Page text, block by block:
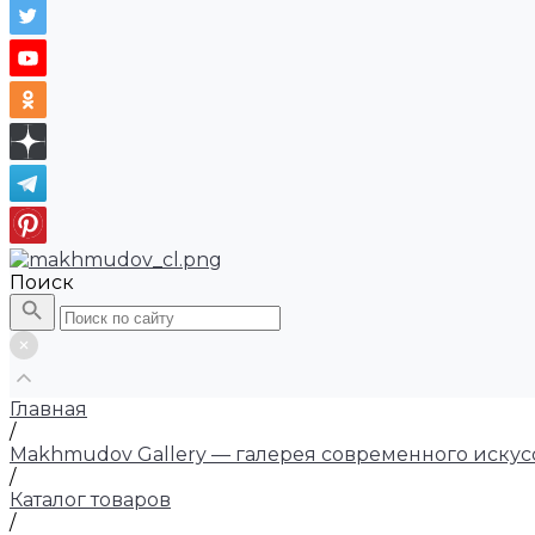
Поиск
Главная
/
Makhmudov Gallery — галерея современного
/
Каталог товаров
/